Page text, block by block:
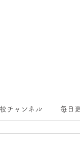
チャンネル 毎日